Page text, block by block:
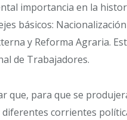
importancia en la
básicos: Nacionalización
y Reforma Agraria.
de Trabajadores.
que, para que se
corrientes